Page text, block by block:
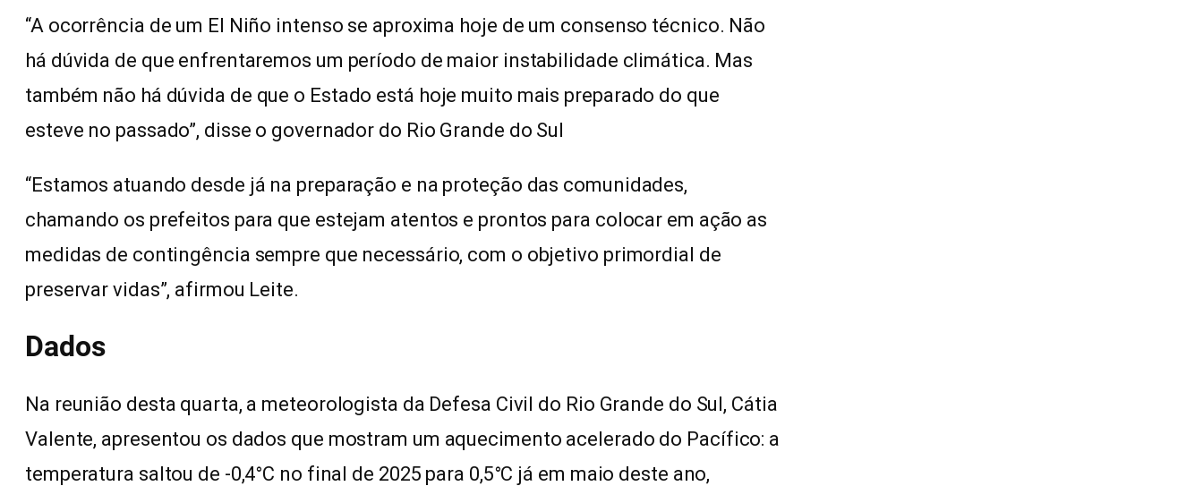
“A ocorrência de um El Niño intenso se aproxima hoje de um consenso técnico. Não
há dúvida de que enfrentaremos um período de maior instabilidade climática. Mas
também não há dúvida de que o Estado está hoje muito mais preparado do que
esteve no passado”, disse o governador do Rio Grande do Sul
“Estamos atuando desde já na preparação e na proteção das comunidades,
chamando os prefeitos para que estejam atentos e prontos para colocar em ação as
medidas de contingência sempre que necessário, com o objetivo primordial de
preservar vidas”, afirmou Leite.
Dados
Na reunião desta quarta, a meteorologista da Defesa Civil do Rio Grande do Sul, Cátia
Valente, apresentou os dados que mostram um aquecimento acelerado do Pacífico: a
temperatura saltou de -0,4°C no final de 2025 para 0,5°C já em maio deste ano,